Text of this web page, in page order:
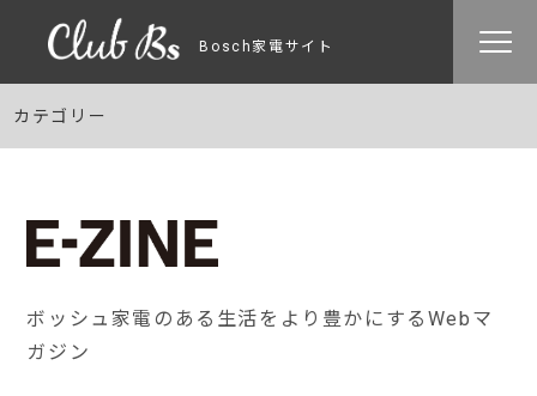
Bosch家電サイト
カテゴリー
ボッシュ家電のある生活をより豊かにするWebマ
ガジン